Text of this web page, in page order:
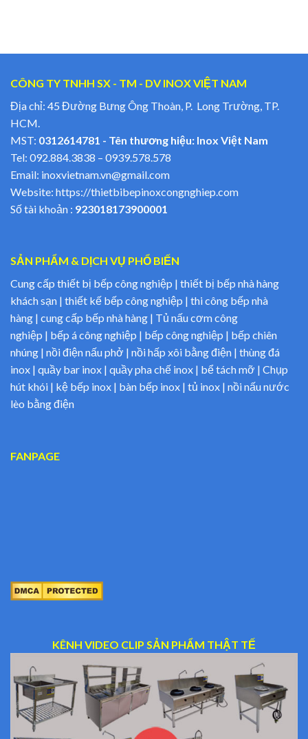
CÔNG TY TNHH SX - TM - DV INOX VIỆT NAM
Địa chỉ: 45 Đường Bưng Ông Thoàn, P. Long Trường, TP.
HCM.
MST: 0312614781 - Tên thương hiệu: Inox Việt Nam
Tel: 092.884.3838 – 0939.578.578
Email: inoxvietnam.vn@gmail.com
Website: https://thietbibepinoxcongnghiep.com
Số tài khoản : 923018173900001
SẢN PHẨM & DỊCH VỤ PHỔ BIẾN
Cung cấp thiết bị bếp công nghiệp | thiết bị bếp nhà hàng
khách sạn | thiết kế bếp công nghiệp | thi công bếp nhà
hàng | cung cấp bếp nhà hàng | Tủ nấu cơm công
nghiệp | bếp á công nghiệp | bếp công nghiệp | bếp chiên
nhúng | nồi điện nấu phở | nồi hấp xôi bằng điện | thùng đá
inox | quầy bar inox | quầy pha chế inox | bể tách mỡ | Chụp
hút khói | kệ bếp inox | bàn bếp inox | tủ inox | nồi nấu nước
lèo bằng điện
FANPAGE
KÊNH VIDEO CLIP SẢN PHẨM THẬT TẾ